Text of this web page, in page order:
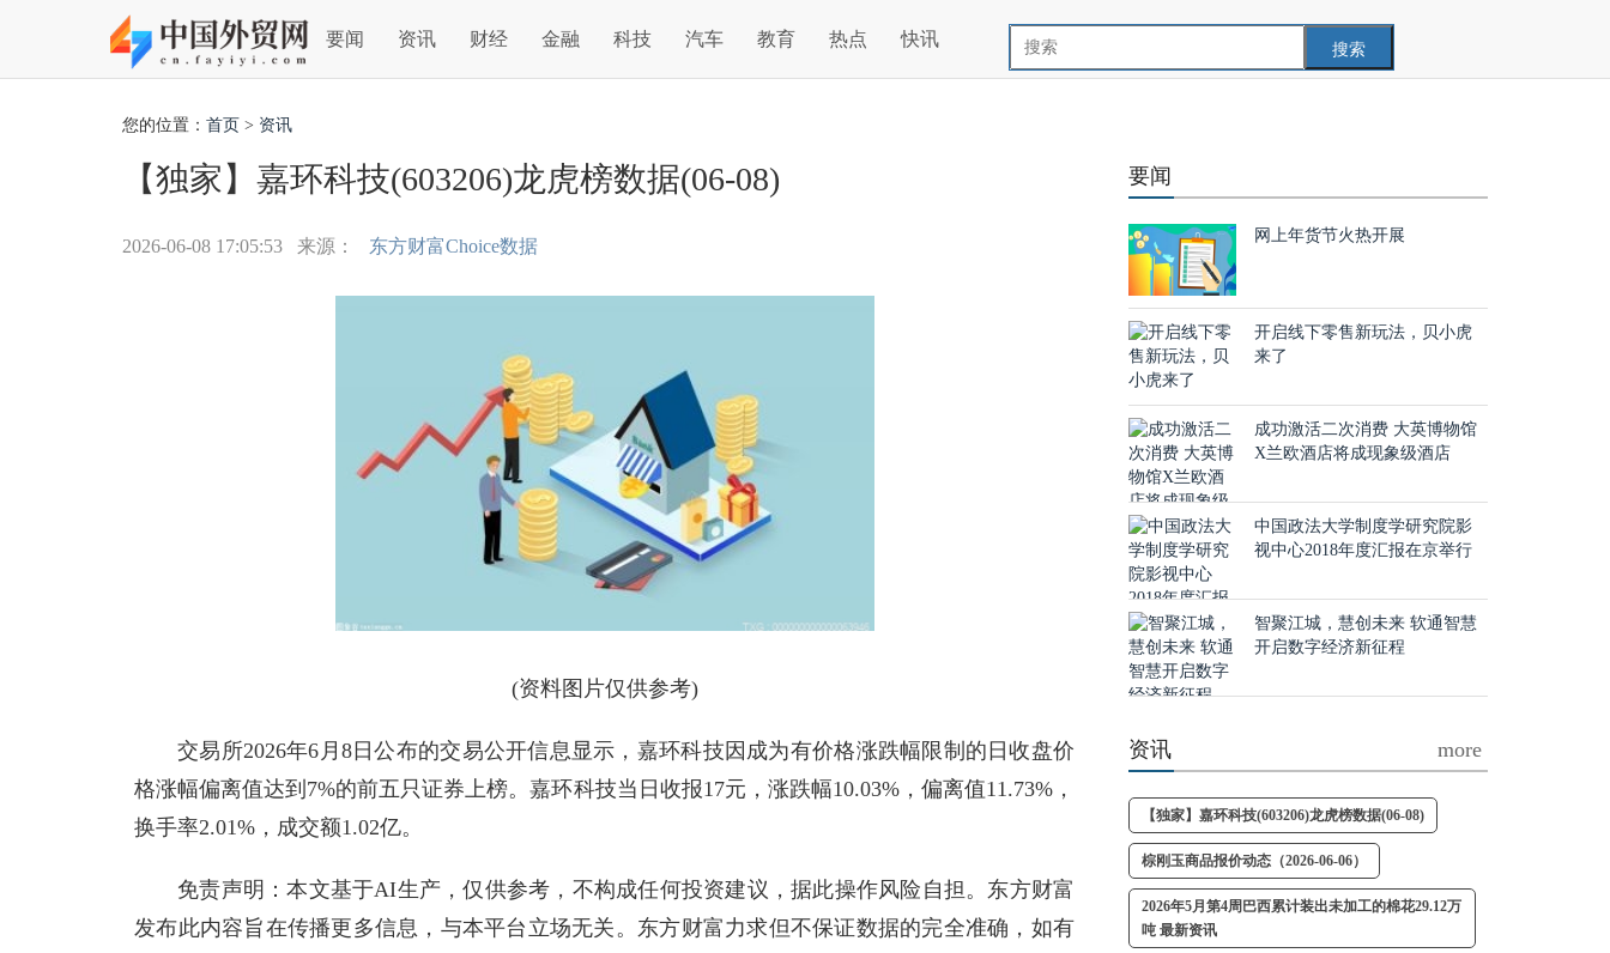
要闻 资讯 财经 金融 科技 汽车 教育 热点 快讯
搜索
您的位置： 首页 > 资讯
【独家】嘉环科技(603206)龙虎榜数据(06-08)
2026-06-08 17:05:53 来源： 东方财富Choice数据
(资料图片仅供参考)
交易所2026年6月8日公布的交易公开信息显示，嘉环科技因成为有价格涨跌幅限制的日收盘价
格涨幅偏离值达到7%的前五只证券上榜。嘉环科技当日收报17元，涨跌幅10.03%，偏离值11.73%，
换手率2.01%，成交额1.02亿。
免责声明：本文基于AI生产，仅供参考，不构成任何投资建议，据此操作风险自担。东方财富
发布此内容旨在传播更多信息，与本平台立场无关。东方财富力求但不保证数据的完全准确，如有
要闻
网上年货节火热开展
开启线下零售新玩法，贝小虎
来了
成功激活二次消费 大英博物馆
X兰欧酒店将成现象级酒店
中国政法大学制度学研究院影
视中心2018年度汇报在京举行
智聚江城，慧创未来 软通智慧
开启数字经济新征程
资讯 more
【独家】嘉环科技(603206)龙虎榜数据(06-08)
棕刚玉商品报价动态（2026-06-06）
2026年5月第4周巴西累计装出未加工的棉花29.12万
吨 最新资讯